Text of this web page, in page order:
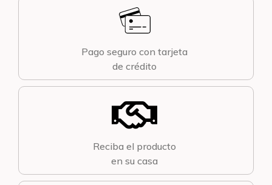
Pago seguro con tarjeta
de crédito
Reciba el producto
en su casa